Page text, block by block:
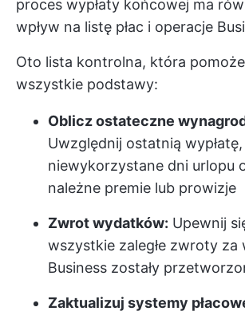
proces wypłaty końcowej ma
wpływ na listę płac i operacje
Oto lista kontrolna, która
wszystkie podstawy:
Oblicz ostateczne
Uwzględnij ostatnią wypłatę,
niewykorzystane dni urlopu
należne premie lub prowizje
Zwrot wydatków: Upewnij
wszystkie zaległe zwroty za
Business zostały
Zaktualizuj systemy